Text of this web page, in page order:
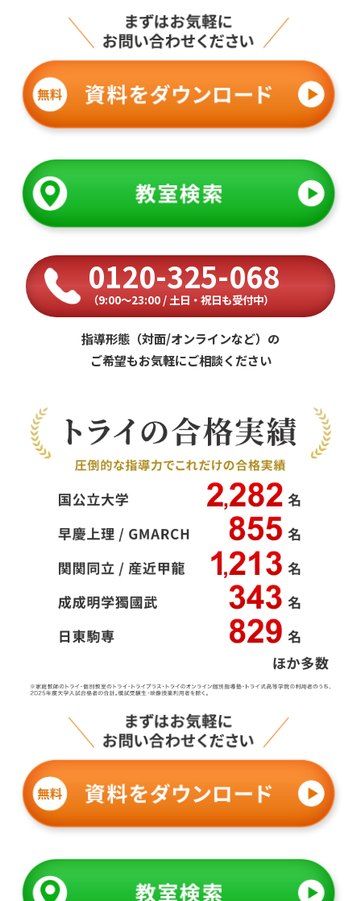
0120-325-068
（9:00〜23:00 / 土日・祝日も受付中）
指導形態（対面/オンラインなど）の
ご希望もお気軽にご相談ください